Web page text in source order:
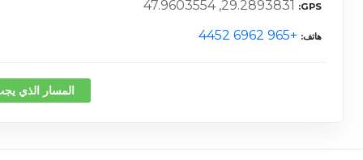
GPS
29.2893831, 47.9603554
هاتف +965 6962 4452
المسار الذي